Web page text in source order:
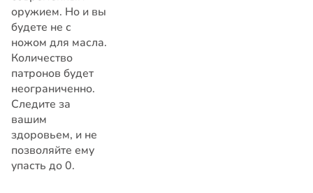
оружием. Но и вы
будете не с
ножом для масла.
Количество
патронов будет
неограниченно.
Следите за
вашим
здоровьем, и не
позволяйте ему
упасть до 0.